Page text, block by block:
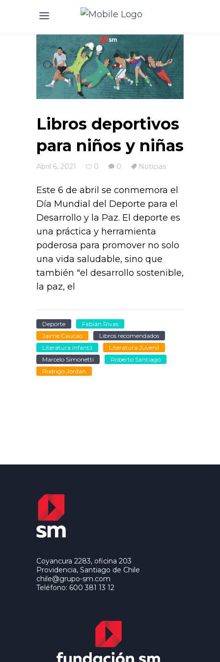
Libros deportivos
para niños y niñas
Abril 6, 2021 0 0 Noticias
Este 6 de abril se conmemora el
Día Mundial del Deporte para el
Desarrollo y la Paz. El deporte es
una práctica y herramienta
poderosa para promover no solo
una vida saludable, sino que
también "el desarrollo sostenible,
la paz, el
Deporte
Fabián Rivas
Jaime Caucao
Libros recomendados
Literatura infantil
Literatura Juvenil
Marcelo Simonetti
Roberto Santiago
Rodrigo Jordán
Coyancura 2283, oficina 203
Providencia, Santiago de Chile
chile@grupo-sm.com
Teléfono: 600 381 13 12